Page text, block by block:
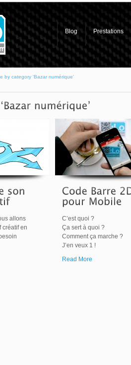
Blog Prestations
by category 'Bazar numérique'
allons
créatif en
C’est quoi ?
Ça sert à quoi ?
Comment ça marche ?
J’en veux 1 !
Read More